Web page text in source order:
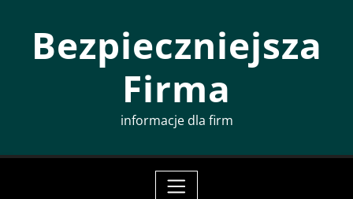
Bezpieczniejsza
Firma
informacje dla firm